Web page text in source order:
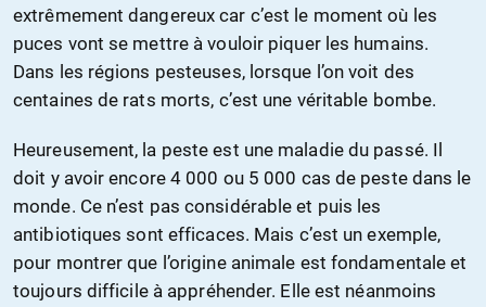
extrêmement dangereux car c’est le moment où les
puces vont se mettre à vouloir piquer les humains.
Dans les régions pesteuses, lorsque l’on voit des
centaines de rats morts, c’est une véritable bombe.
Heureusement, la peste est une maladie du passé. Il
doit y avoir encore 4 000 ou 5 000 cas de peste dans le
monde. Ce n’est pas considérable et puis les
antibiotiques sont efficaces. Mais c’est un exemple,
pour montrer que l’origine animale est fondamentale et
toujours difficile à appréhender. Elle est néanmoins